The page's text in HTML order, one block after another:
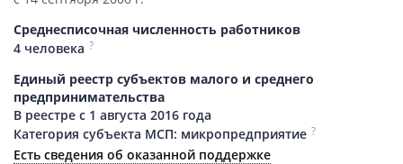
Среднесписочная численность работников
4 человека ?
Единый реестр субъектов малого и среднего
предпринимательства
В реестре с 1 августа 2016 года
Категория субъекта МСП: микропредприятие ?
Есть сведения об оказанной поддержке